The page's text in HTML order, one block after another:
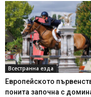
Всестранна езда
Европейското
понита започна с